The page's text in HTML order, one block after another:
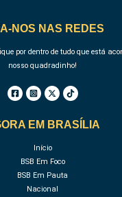
NOS NAS REDES
por dentro de tudo que está
nosso quadradinho!
EM BRASÍLIA
Início
BSB Em Foco
BSB Em Pauta
Nacional